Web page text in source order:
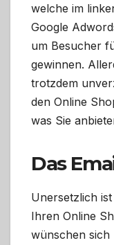
welche im
Google
um Besucher
gewinnen.
trotzdem
den Online
was Sie
Das
Unersetzlich
Ihren Online
wünschen sich